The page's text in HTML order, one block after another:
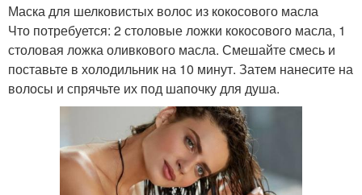
Маска для шелковистых волос из кокосового масла
Что потребуется: 2 столовые ложки кокосового масла, 1
столовая ложка оливкового масла. Смешайте смесь и
поставьте в холодильник на 10 минут. Затем нанесите на
волосы и спрячьте их под шапочку для душа.